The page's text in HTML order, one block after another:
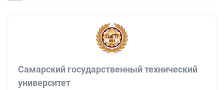
Самарский государственный технический
университет